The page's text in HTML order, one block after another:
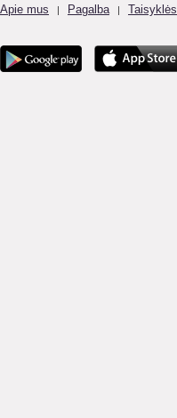
Apie mus | Pagalba | Taisyklės